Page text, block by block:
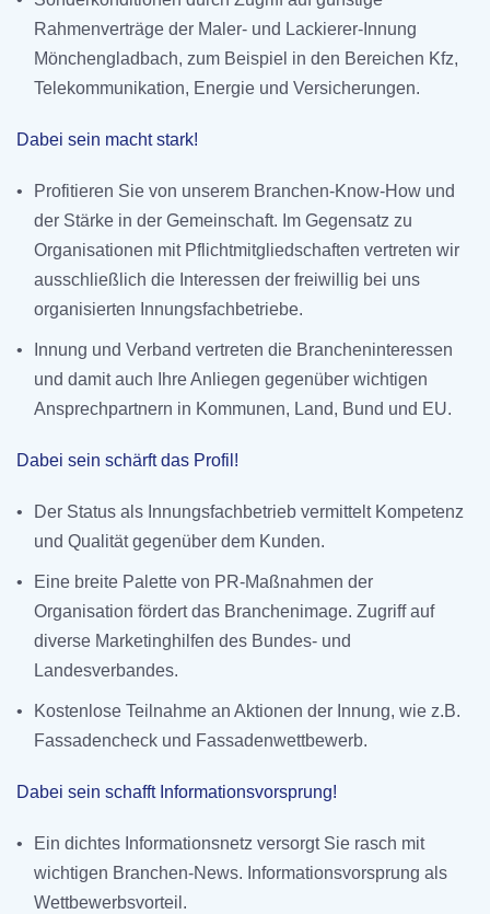
Rahmenverträge der Maler- und Lackierer-Innung
Mönchengladbach, zum Beispiel in den Bereichen Kfz,
Telekommunikation, Energie und Versicherungen.
Dabei sein macht stark!
•
Profitieren Sie von unserem Branchen-Know-How und
der Stärke in der Gemein­schaft. Im Gegensatz zu
Organisationen mit Pflicht­mitgliedschaften vertreten wir
ausschließlich die Interessen der freiwillig bei uns
organisierten Innungsfachbetriebe.
•
Innung und Verband vertreten die Branchen­interessen
und damit auch Ihre Anliegen gegenüber wichtigen
Ansprechpartnern in Kommunen, Land, Bund und EU.
Dabei sein schärft das Profil!
•
Der Status als Innungsfachbetrieb vermittelt Kompetenz
und Qualität gegenüber dem Kunden.
•
Eine breite Palette von PR-Maßnahmen der
Organisation fördert das Branchenimage. Zugriff auf
diverse Marketinghilfen des Bundes- und
Landesverbandes.
•
Kostenlose Teilnahme an Aktionen der Innung, wie z.B.
Fassadencheck und Fassadenwettbewerb.
Dabei sein schafft Informationsvorsprung!
•
Ein dichtes Informationsnetz versorgt Sie rasch mit
wichtigen Branchen-News. Informationsvorsprung als
Wettbewerbsvorteil.